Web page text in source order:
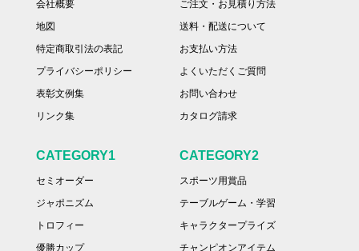
会社概要
地図
特定商取引法の表記
プライバシーポリシー
表彰文例集
リンク集
ご注文・お見積り方法
送料・配送について
お支払い方法
よくいただくご質問
お問い合わせ
カタログ請求
CATEGORY1
セミオーダー
ジャポニズム
トロフィー
優勝カップ
CATEGORY2
スポーツ用賞品
テーブルゲーム・学習
キャラクタープライズ
チャンピオンアイテム